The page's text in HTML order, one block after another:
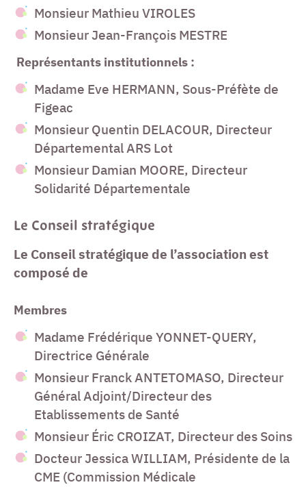
Monsieur Mathieu VIROLES
Monsieur Jean-François MESTRE
Représentants institutionnels :
Madame Eve HERMANN, Sous-Préfète de
Figeac
Monsieur Quentin DELACOUR, Directeur
Départemental ARS Lot
Monsieur Damian MOORE, Directeur
Solidarité Départementale
Le Conseil stratégique
Le Conseil stratégique de l’association est
composé de
Membres
Madame Frédérique YONNET-QUERY,
Directrice Générale
Monsieur Franck ANTETOMASO, Directeur
Général Adjoint/Directeur des
Etablissements de Santé
Monsieur Éric CROIZAT, Directeur des Soins
Docteur Jessica WILLIAM, Présidente de la
CME (Commission Médicale